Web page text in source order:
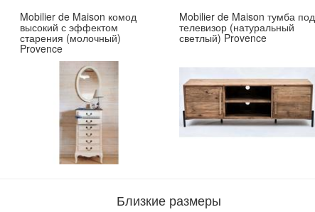
Mobilier de Maison комод
высокий с эффектом
старения (молочный)
Provence
Mobilier de Maison тумба под
телевизор (натуральный
светлый) Provence
Близкие размеры